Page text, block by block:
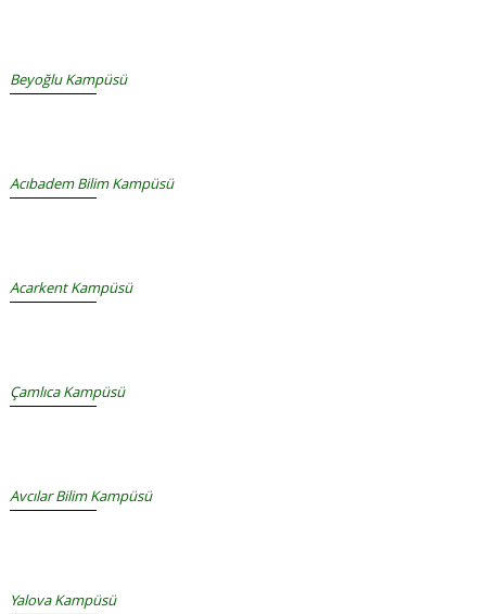
Beyoğlu Kampüsü
Acıbadem Bilim Kampüsü
Acarkent Kampüsü
Çamlıca Kampüsü
Avcılar Bilim Kampüsü
Yalova Kampüsü